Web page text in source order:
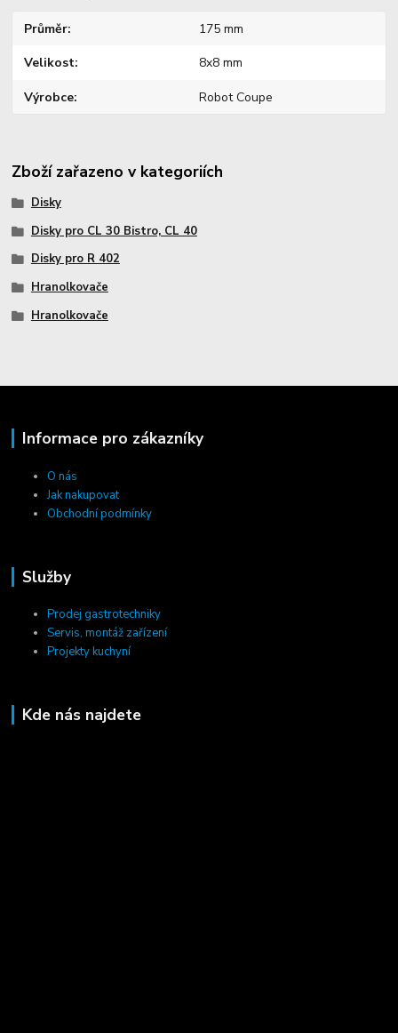
Průměr 175 mm
Velikost 8x8 mm
Výrobce Robot Coupe
Zboží zařazeno v kategoriích
Disky
Disky pro CL 30 Bistro, CL 40
Disky pro R 402
Hranolkovače
Hranolkovače
Informace pro zákazníky
O nás
Jak nakupovat
Obchodní podmínky
Služby
Prodej gastrotechniky
Servis, montáž zařízení
Projekty kuchyní
Kde nás najdete